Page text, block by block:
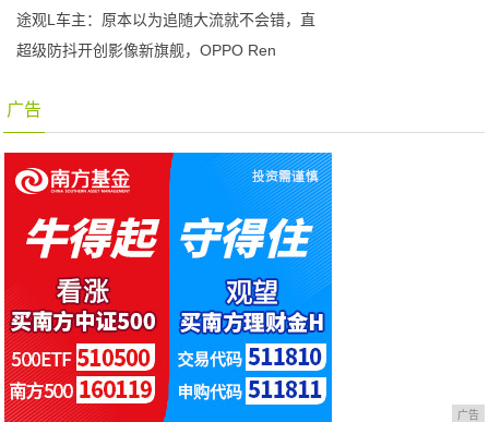
途观L车主：原本以为追随大流就不会错，直
超级防抖开创影像新旗舰，OPPO Ren
广告
广告